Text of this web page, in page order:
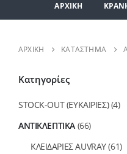
ΑΡΧΙΚΗ
ΑΡΧΙΚΉ ΚΑΤΆΣΤΗΜΑ
Κατηγορίες
STOCK-OUT (ΕΥΚΑΙΡΙΕΣ) (4)
ΑΝΤΙΚΛΕΠΤΙΚΑ (66)
ΚΛΕΙΔΑΡΙΕΣ AUVRAY(61)